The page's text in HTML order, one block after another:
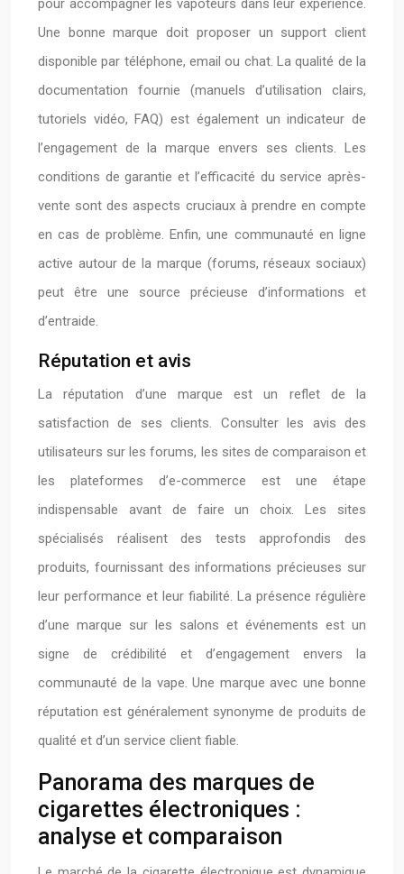
pour accompagner les vapoteurs dans leur expérience.
Une bonne marque doit proposer un support client
disponible par téléphone, email ou chat. La qualité de la
documentation fournie (manuels d’utilisation clairs,
tutoriels vidéo, FAQ) est également un indicateur de
l’engagement de la marque envers ses clients. Les
conditions de garantie et l’efficacité du service après-
vente sont des aspects cruciaux à prendre en compte
en cas de problème. Enfin, une communauté en ligne
active autour de la marque (forums, réseaux sociaux)
peut être une source précieuse d’informations et
d’entraide.
Réputation et avis
La réputation d’une marque est un reflet de la
satisfaction de ses clients. Consulter les avis des
utilisateurs sur les forums, les sites de comparaison et
les plateformes d’e-commerce est une étape
indispensable avant de faire un choix. Les sites
spécialisés réalisent des tests approfondis des
produits, fournissant des informations précieuses sur
leur performance et leur fiabilité. La présence régulière
d’une marque sur les salons et événements est un
signe de crédibilité et d’engagement envers la
communauté de la vape. Une marque avec une bonne
réputation est généralement synonyme de produits de
qualité et d’un service client fiable.
Panorama des marques de
cigarettes électroniques :
analyse et comparaison